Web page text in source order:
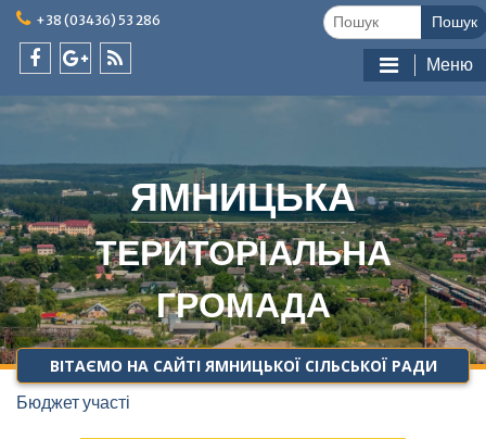
Skip
content
+38 (03436) 53 286
plus
ЯМНИЦЬКА
ТЕРИТОРІАЛЬНА
ГРОМАДА
Меню
ВІТАЄМО НА САЙТІ ЯМНИЦЬКОЇ СІЛЬСЬКОЇ РАДИ
Бюджет участі
Шукати: